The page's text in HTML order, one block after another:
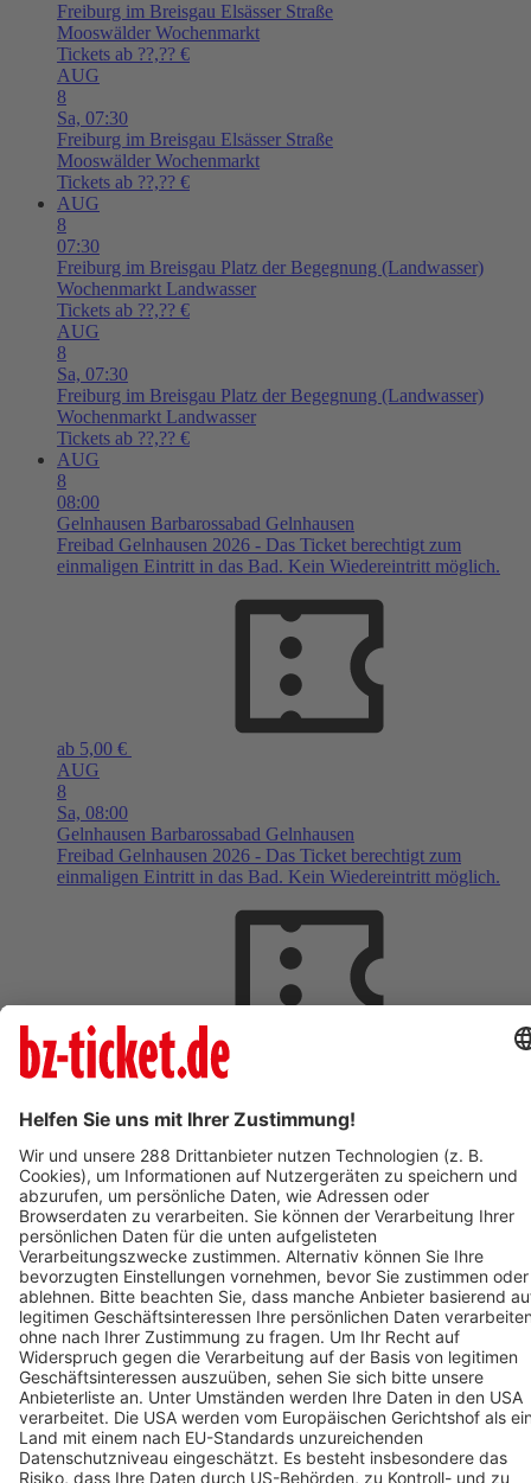
Freiburg im Breisgau Elsässer Straße
Mooswälder Wochenmarkt
Tickets ab ??,?? €
AUG
8
Sa, 07:30
Freiburg im Breisgau Elsässer Straße
Mooswälder Wochenmarkt
Tickets ab ??,?? €
AUG
8
07:30
Freiburg im Breisgau Platz der Begegnung (Landwasser)
Wochenmarkt Landwasser
Tickets ab ??,?? €
AUG
8
Sa, 07:30
Freiburg im Breisgau Platz der Begegnung (Landwasser)
Wochenmarkt Landwasser
Tickets ab ??,?? €
AUG
8
08:00
Gelnhausen Barbarossabad Gelnhausen
Freibad Gelnhausen 2026 - Das Ticket berechtigt zum
einmaligen Eintritt in das Bad. Kein Wiedereintritt möglich.
ab 5,00 €
AUG
8
Sa, 08:00
Gelnhausen Barbarossabad Gelnhausen
Freibad Gelnhausen 2026 - Das Ticket berechtigt zum
einmaligen Eintritt in das Bad. Kein Wiedereintritt möglich.
ab 5,00 €
AUG
8
08:00
Langen Freizeit- und Familienbad Langen
Freizeit- und Familienbad 2026 - Das Ticket berechtigt zum
einmaligen Eintritt in das Bad. Kein Wiedereintritt möglich.